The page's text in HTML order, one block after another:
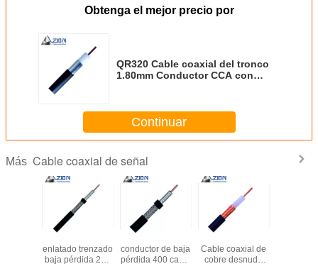
Obtenga el mejor precio por
QR320 Cable coaxial del tronco
1.80mm Conductor CCA con
Continuar
Más Cable coaxial de señal
enlatado trenzado
baja pérdida 240
conductor de baja
pérdida 400 cable
Cable coaxial de
cobre desnudo